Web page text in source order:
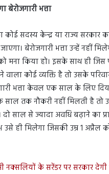
बेरोजगारी भत्ता
कोई सदस्य केन्द्र या राज्य सरकार
बेरोजगारी भत्ता उन्हें नहीं
किया हो। इसके साथ ही जिस
वाला कोई व्यक्ति है तो उसके
भत्ता केवल एक साल के लिए
तक नौकरी नहीं मिलती है तो
दो साल से ज्यादा अवधि बढ़ाने का
उसे ही मिलेगा जिसकी उम्र 1 अप्रैल
नक्सलियों के सरेंडर पर सरकार